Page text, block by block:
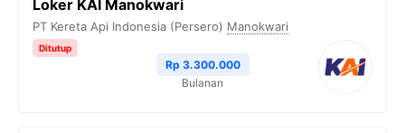
Loker KAI Manokwari
PT Kereta Api Indonesia (Persero) Manokwari
Ditutup
Rp 3.300.000
Bulanan